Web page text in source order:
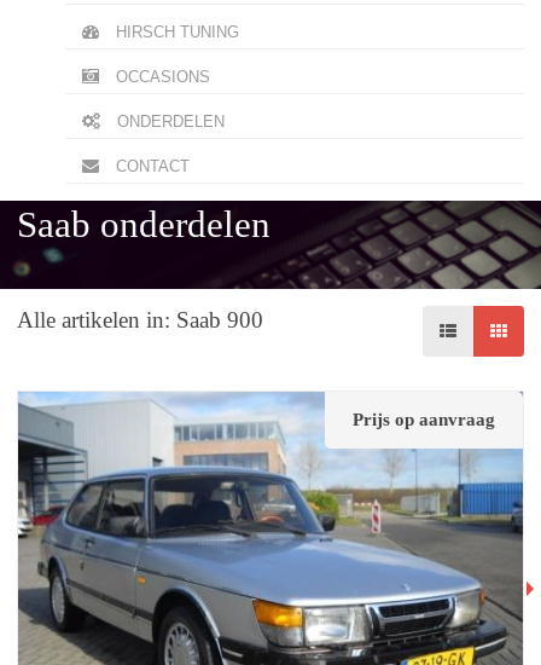
HIRSCH TUNING
OCCASIONS
ONDERDELEN
CONTACT
Saab onderdelen
Alle artikelen in: Saab 900
Prijs op aanvraag